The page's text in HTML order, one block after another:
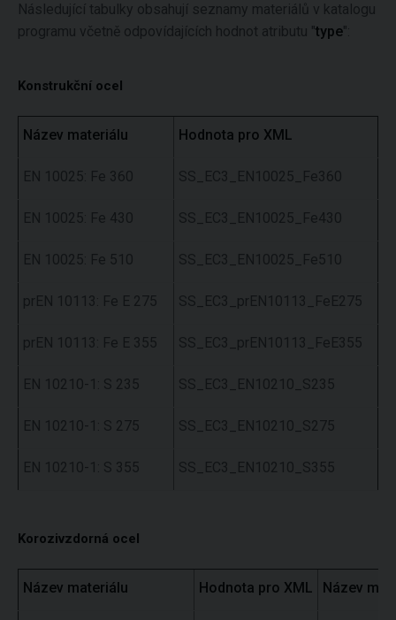
Následující tabulky obsahují seznamy materiálů v katalogu
programu včetně odpovídajících hodnot atributu "type":
Konstrukční ocel
Název materiálu Hodnota pro XML
EN 10025: Fe 360 SS_EC3_EN10025_Fe360
EN 10025: Fe 430 SS_EC3_EN10025_Fe430
EN 10025: Fe 510 SS_EC3_EN10025_Fe510
prEN 10113: Fe E 275 SS_EC3_prEN10113_FeE275
prEN 10113: Fe E 355 SS_EC3_prEN10113_FeE355
EN 10210-1: S 235 SS_EC3_EN10210_S235
EN 10210-1: S 275 SS_EC3_EN10210_S275
EN 10210-1: S 355 SS_EC3_EN10210_S355
Korozivzdorná ocel
Název materiálu Hodnota pro XML Název